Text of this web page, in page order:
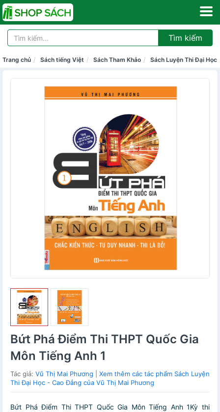
Tìm kiếm
Trang chủ Sách tiếng Việt Sách Tham Khảo Sách Luyện Thi Đại Học
Bứt Phá Điểm Thi THPT Quốc Gia
Môn Tiếng Anh 1
Tác giả: Vũ Thị Mai Phương
Xem thêm các tác phẩm Sách Luyện
Thi Đại Học - Cao Đẳng của Vũ Thị Mai Phương
Bứt Phá Điểm Thi THPT Quốc Gia Môn Tiếng Anh 1Kỳ thi